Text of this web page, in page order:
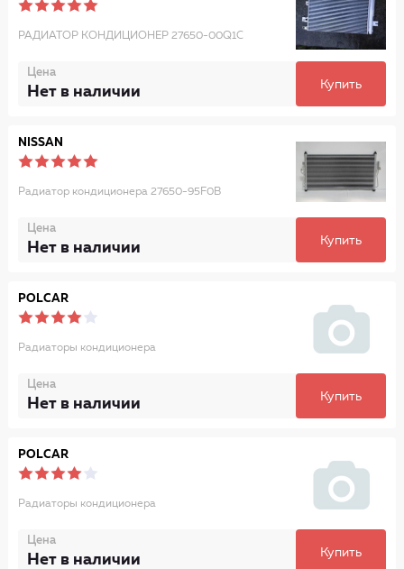
РАДИАТОР КОНДИЦИОНЕР 27650-00Q1C
Цена
Нет в наличии Купить
NISSAN
Радиатор кондиционера 27650-95F0B
Цена
Нет в наличии Купить
POLCAR
Радиаторы кондиционера
Цена
Нет в наличии Купить
POLCAR
Радиаторы кондиционера
Цена
Нет в наличии Купить